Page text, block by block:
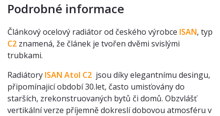
Podrobné informace
Článkový ocelový radiátor od českého výrobce ISAN, typ
C2 znamená, že článek je tvořen dvěmi svislými
trubkami.
Radiátory ISAN Atol C2 jsou díky elegantnímu desingu,
připomínajicí období 30.let, často umisťovány do
starších, zrekonstruovaných bytů či domů. Obzvlášť
vertikální verze příjemně dokreslí dobovou atmosféru v